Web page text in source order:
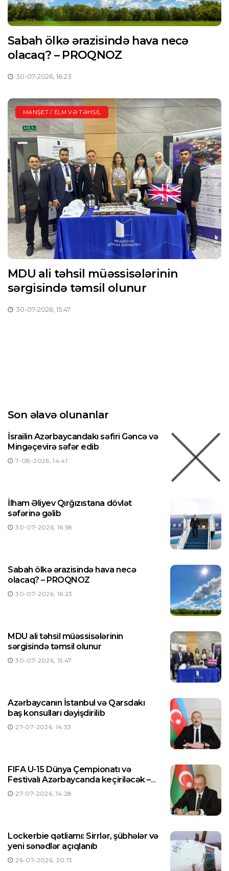
Sabah ölkə ərazisində hava necə
olacaq? – PROQNOZ
30-07-2026, 16:23
MANŞET / ELM VƏ TƏHSIL
MDU ali təhsil müəssisələrinin
sərgisində təmsil olunur
30-07-2026, 15:47
Son əlavə olunanlar
İsrailin Azərbaycandakı səfiri Gəncə və
Mingəçevirə səfər edib
7-08-2026, 14:41
İlham Əliyev Qırğızıstana dövlət
səfərinə gəlib
30-07-2026, 16:58
Sabah ölkə ərazisində hava necə
olacaq? – PROQNOZ
30-07-2026, 16:23
MDU ali təhsil müəssisələrinin
sərgisində təmsil olunur
30-07-2026, 15:47
Azərbaycanın İstanbul və Qarsdakı
baş konsulları dəyişdirilib
27-07-2026, 14:33
FIFA U-15 Dünya Çempionatı və
Festivalı Azərbaycanda keçiriləcək –
Prezident Sərəncam imzaladı
27-07-2026, 14:28
Lockerbie qətliamı: Sirrlər, şübhələr və
yeni sənədlər açıqlanıb
26-07-2026, 20:13